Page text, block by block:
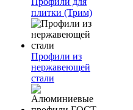
плитки (Трим)
Профили из
нержавеющей
стали